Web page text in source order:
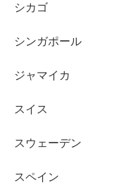
シカゴ
シンガポール
ジャマイカ
スイス
スウェーデン
スペイン